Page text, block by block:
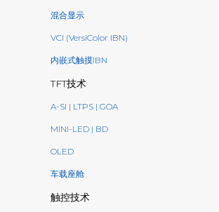
混合显示
VCI (VersiColor IBN)
内嵌式触摸IBN
TFT技术
A-SI | LTPS | GOA
MINI-LED | BD
OLED
车载座舱
触控技术